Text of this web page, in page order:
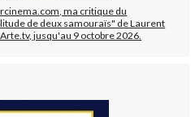
ma critique du
de deux samouraïs" de Laurent
jusqu'au 9 octobre 2026.